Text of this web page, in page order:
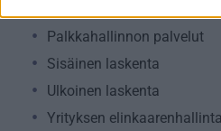
Palkkahallinnon palvelut
Sisäinen laskenta
Ulkoinen laskenta
Yrityksen